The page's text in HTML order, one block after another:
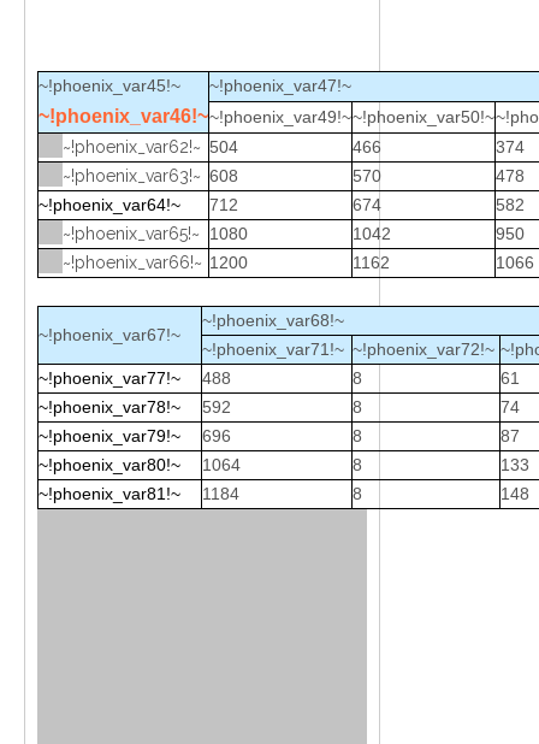
~!phoenix_var45!~
~!phoenix_var46!~
~!phoenix_var47!~
~!phoenix_var49!~~!phoenix_var50!~
~!phoenix_var62!~ 504 466
374
~!phoenix_var63!~ 608 570
478
~!phoenix_var64!~
712 674
582
~!phoenix_var65!~
1080 1042
950
~!phoenix_var66!~ 1200 1162 1066
~!phoenix_var67!~
~!phoenix_var68!~
~!phoenix_var71!~ ~!phoenix_var72!~
~!phoenix_var77!~
488 8
61
~!phoenix_var78!~
592 8
74
~!phoenix_var79!~
696 8
87
~!phoenix_var80!~
1064 8
133
~!phoenix_var81!~
1184 8 148